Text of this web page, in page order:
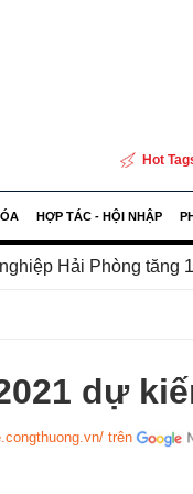
Hot
HỢP TÁC - HỘI NHẬP
tăng 15% Ô
dự
trên